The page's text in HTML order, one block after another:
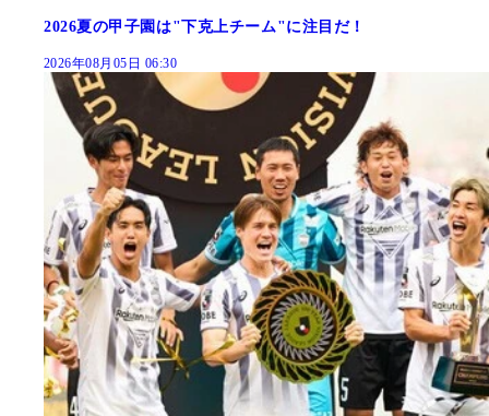
2026夏の甲子園は"下克上チーム"に注目だ！
2026年08月05日 06:30